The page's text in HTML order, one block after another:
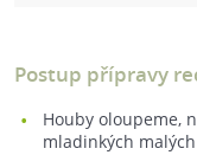
Postup přípravy
Houby oloupeme,
mladinkých